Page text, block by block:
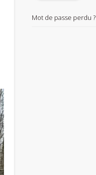
Mot de passe perdu ?